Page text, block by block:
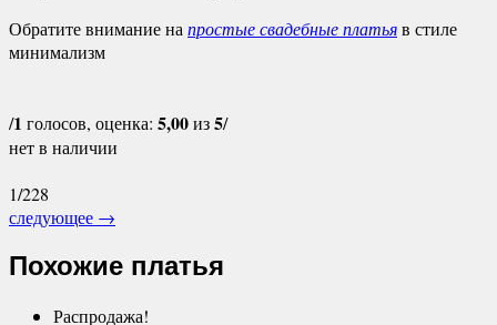
Обратите внимание на простые свадебные платьяв стиле
минимализм
/1 голосов, оценка: 5,00из5/
нет в наличии
1/228
следующее →
Похожие платья
Распродажа!